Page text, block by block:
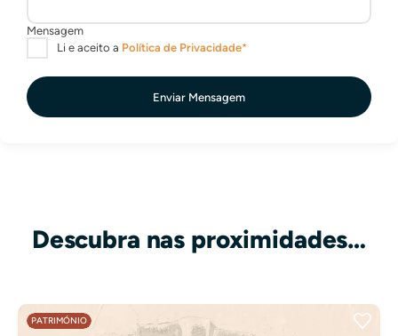
Enviar Mensagem
Descubra nas proximidades…
PATRIMÓNIO